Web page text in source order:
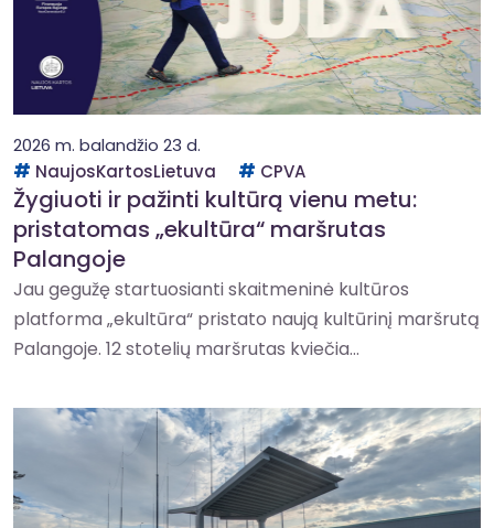
2026 m. balandžio 23 d.
NaujosKartosLietuva
CPVA
Žygiuoti ir pažinti kultūrą vienu metu:
pristatomas „ekultūra“ maršrutas
Palangoje
Jau gegužę startuosianti skaitmeninė kultūros
platforma „ekultūra“ pristato naują kultūrinį maršrutą
Palangoje. 12 stotelių maršrutas kviečia...